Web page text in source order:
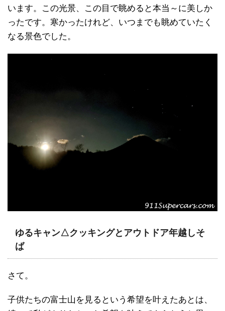
います。この光景、この目で眺めると本当～に美しか
ったです。寒かったけれど、いつまでも眺めていたく
なる景色でした。
ゆるキャン△クッキングとアウトドア年越しそ
ば
さて。
子供たちの富士山を見るという希望を叶えたあとは、